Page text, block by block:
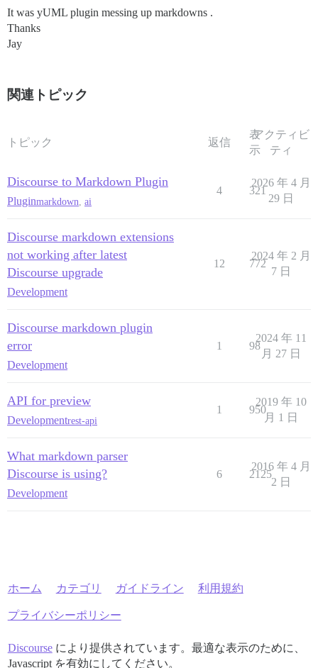
It was yUML plugin messing up markdowns .
Thanks
Jay
関連トピック
トピック 返信
表
示
アクティビ
ティ
Discourse to Markdown Plugin
Pluginmarkdown ai
4 321
2026 年 4 月
29 日
Discourse markdown extensions
not working after latest
Discourse upgrade
Development
12 772
2024 年 2 月
7 日
Discourse markdown plugin
error
Development
1 98
2024 年 11
月 27 日
API for preview
Developmentrest-api
1 950
2019 年 10
月 1 日
What markdown parser
Discourse is using?
Development
6 2125
2016 年 4 月
2 日
ホーム カテゴリ ガイドライン 利用規約
プライバシーポリシー
Discourseにより提供されています。最適な表示のために、
Javascript を有効にしてください。